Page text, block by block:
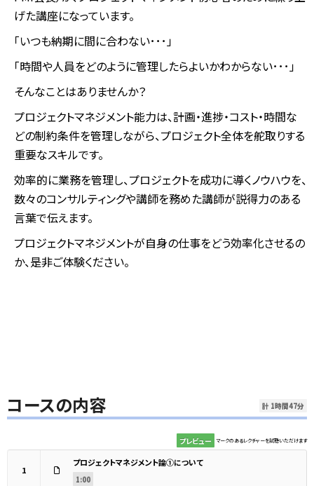
げた講座になっています。
「いつも納期に間に合わない･･･」
「時間や人員をどのように管理したらよいかわからない･･･」
そんなことはありませんか？
プロジェクトマネジメント能力は、計画・進捗・コスト・時間な
どの制約条件を管理しながら、プロジェクト全体を舵取りする
重要なスキルです。
効率的に業務を管理し、プロジェクトを成功に導くノウハウを、
数々のコンサルティングや講師を務めた講師が説得力のある
言葉で伝えます。
プロジェクトマネジメントが自身の仕事をどう効率化させるの
か、是非ご体験ください。
コースの内容 計 1時間47分
プレビュー マークのあるレクチャーを試聴いただけます
1
プロジェクトマネジメント論①について
1:00